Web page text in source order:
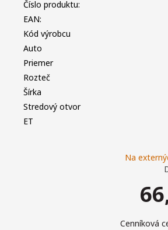
Na
Cenníková
Číslo produktu:
EAN:
Kód výrobcu
Auto
Priemer
Rozteč
Šírka
Stredový otvor
ET